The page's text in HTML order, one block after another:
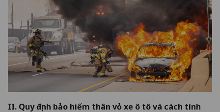
II. Quy định bảo hiểm thân vỏ xe ô tô và cách tính